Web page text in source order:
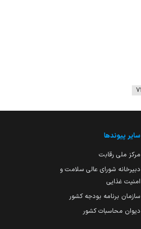
سایر پیوندها
مرکز ملی رقابت
دبیرخانه شورای عالی سلامت و
امنیت غذایی
سازمان برنامه بودجه کشور
دیوان محاسبات کشور